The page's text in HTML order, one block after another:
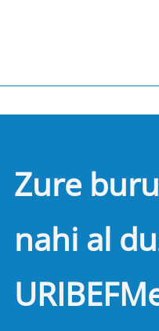
Zure
nahi al